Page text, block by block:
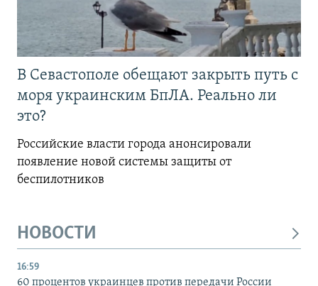
В Севастополе обещают закрыть путь с
моря украинским БпЛА. Реально ли
это?
Российские власти города анонсировали
появление новой системы защиты от
беспилотников
НОВОСТИ
16:59
60 процентов украинцев против передачи России